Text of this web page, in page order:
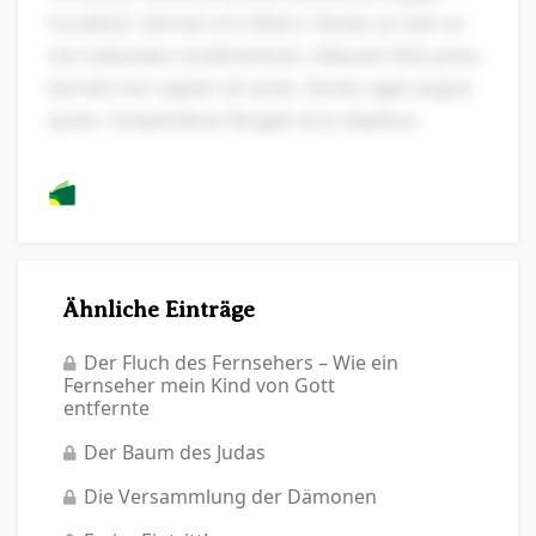
Ähnliche Einträge
Der Fluch des Fernsehers – Wie ein
Fernseher mein Kind von Gott
entfernte
Der Baum des Judas
Die Versammlung der Dämonen